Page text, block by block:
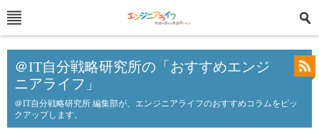
＠IT自分戦略研究所の「おすすめエンジ
ニアライフ」
＠IT自分戦略研究所 編集部が、エンジニアライフのおすすめコラムをピッ
クアップします。